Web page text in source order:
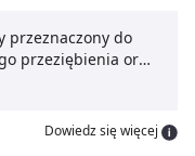
przeznaczony do
przeziębienia oraz
dreszcze, bóle
zawdzięcza
Dowiedz się więcej